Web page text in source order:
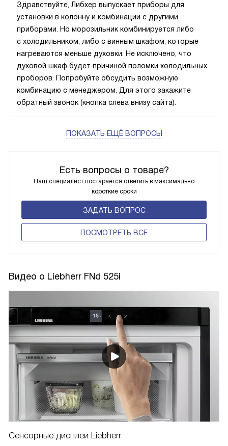
Есть вопросы о товаре?
Наш специалист постарается ответить в максимально
короткие сроки
ЗАДАТЬ ВОПРОС
ПОCМОТРЕТЬ ВСЕ
Здравствуйте, Либхер выпускает приборы для
установки в колонну и комбинации с другими
приборами. Но морозильник комбинируется либо
с холодильником, либо с винным шкафом, которые
нагреваются меньше духовки. Не исключено, что
духовой шкаф будет причиной поломки холодильных
проборов. Попробуйте обсудить возможную
комбинацию с менеджером. Для этого закажите
обратный звонок (кнопка слева внизу сайта).
ПОКАЗАТЬ ЕЩЁ ВОПРОСЫ
Видео о Liebherr FNd 525i
Сенсорные дисплеи Liebherr